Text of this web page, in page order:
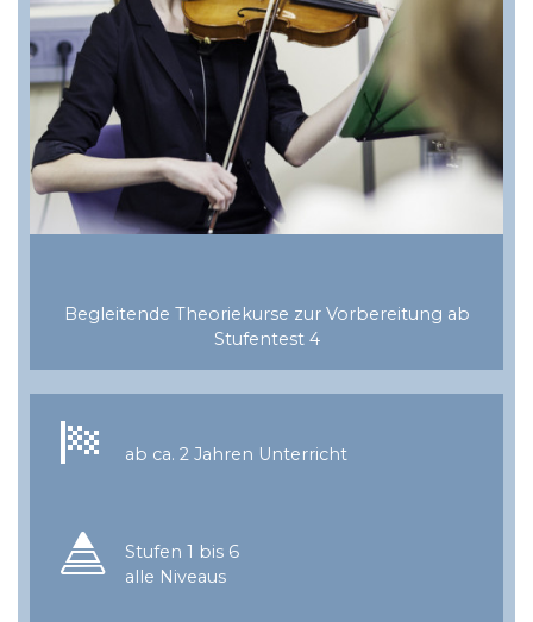
Begleitende Theoriekurse zur Vorbereitung ab
Stufentest 4
ab ca. 2 Jahren Unterricht
Stufen 1 bis 6
alle Niveaus